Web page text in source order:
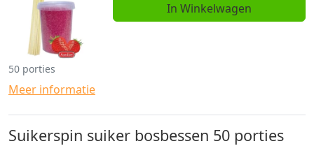
In Winkelwagen
50 porties
Meer informatie
Suikerspin suiker bosbessen 50 porties